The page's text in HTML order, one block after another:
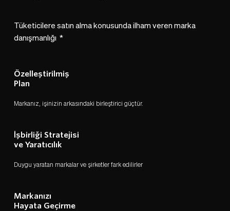
Tüketicilere satın alma konusunda ilham veren marka
danışmanlığı  *
Özelleştirilmiş
Plan
Markanız, işinizin arkasındaki birleştirici güçtür.
İşbirliği Stratejisi
ve Yaratıcılık
Duygu yaratan markalar ve şirketler fark edilirler
Markanızı
Hayata Geçirme